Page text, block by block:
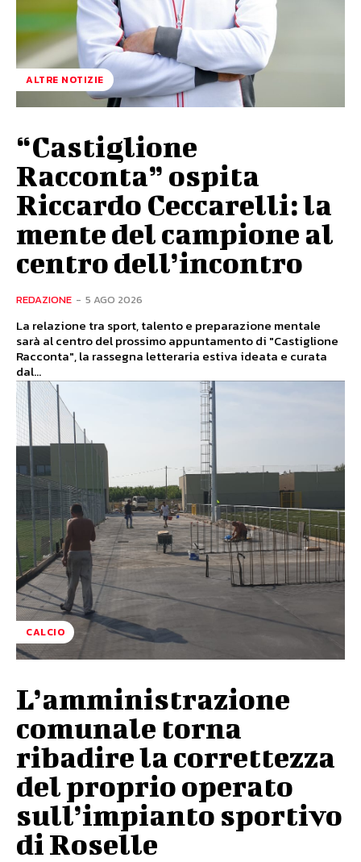
ALTRE NOTIZIE
“Castiglione
Racconta” ospita
Riccardo Ceccarelli: la
mente del campione al
centro dell’incontro
REDAZIONE - 5 AGO 2026
La relazione tra sport, talento e preparazione mentale
sarà al centro del prossimo appuntamento di "Castiglione
Racconta", la rassegna letteraria estiva ideata e curata
dal...
CALCIO
L’amministrazione
comunale torna
ribadire la correttezza
del proprio operato
sull’impianto sportivo
di Roselle